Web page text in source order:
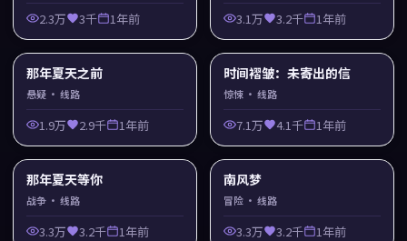
2.3万 3千 1年前 3.1万 3.2千 1年前
那年夏天之前
悬疑 · 线路
1.9万 2.9千 1年前
时间褶皱：未寄出的信
惊悚 · 线路
7.1万 4.1千 1年前
那年夏天等你
战争 · 线路
3.3万 3.2千 1年前
南风梦
冒险 · 线路
3.3万 3.2千 1年前